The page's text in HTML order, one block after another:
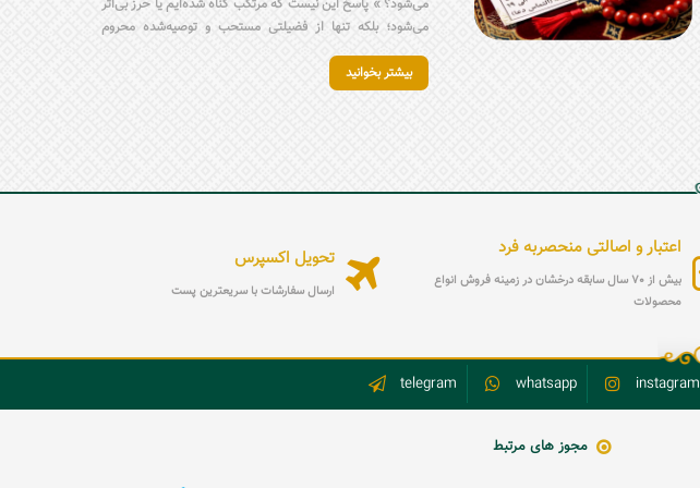
می‌شود؟ » پاسخ این نیست که مرتکب گناه شده‌ایم یا حرز بی‌اثر
می‌شود؛ بلکه تنها از فضیلتی مستحب و توصیه‌شده محروم
بر بازو یا در قالب انگشتر حرز امام جواد (ع)، ابزارهایی هستند
برای تقویت توجه درونی؛ یادآورهایی که کمک می‌کنند ذهن و دل
بیشتر بخوانید
اعتبار و اصالتی منحصربه فرد
بیش از 70 سال سابقه درخشان در زمینه فروش انواع
محصولات
تحویل اکسپرس
ارسال سفارشات با سریعترین پست
instagram
whatsapp
telegram
مجوز های مرتبط